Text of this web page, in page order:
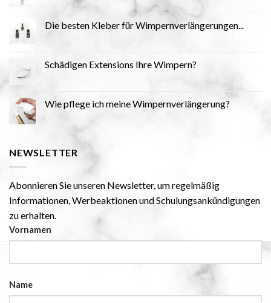
Die besten Kleber für Wimpernverlängerungen...
Schädigen Extensions Ihre Wimpern?
Wie pflege ich meine Wimpernverlängerung?
NEWSLETTER
Abonnieren Sie unseren Newsletter, um regelmäßig
Informationen, Werbeaktionen und Schulungsankündigungen
zu erhalten.
Vornamen
Name